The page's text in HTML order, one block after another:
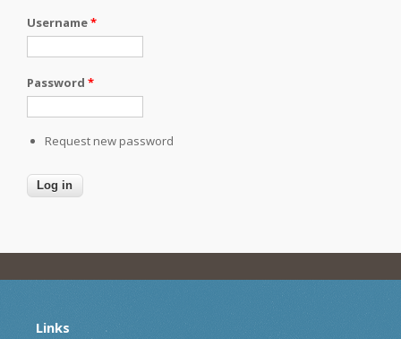
Username*
Password *
Request new password
Links